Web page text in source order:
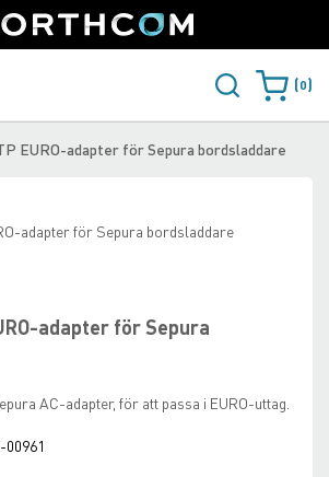
Sweden
Varukorgen
0
EURO-adapter för Sepura bordsladdare
adapter för Sepura
AC-adapter, för att passa i EURO-uttag.
00961